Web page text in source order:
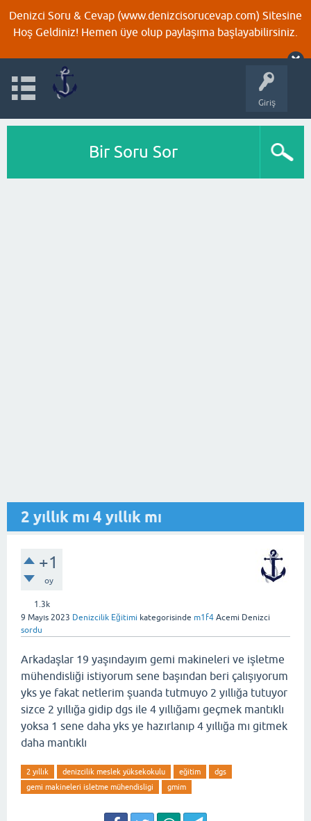
Denizci Soru & Cevap (www.denizcisorucevap.com) Sitesine
Hoş Geldiniz! Hemen üye olup paylaşıma başlayabilirsiniz.
Giriş
Bir Soru Sor
2 yıllık mı 4 yıllık mı
+1
oy
1.3k
9 Mayıs 2023 Denizcilik Eğitimi kategorisinde m1f4 Acemi Denizci
sordu
Arkadaşlar 19 yaşındayım gemi makineleri ve işletme
mühendisliği istiyorum sene başından beri çalışıyorum
yks ye fakat netlerim şuanda tutmuyo 2 yıllığa tutuyor
sizce 2 yıllığa gidip dgs ile 4 yıllığamı geçmek mantıklı
yoksa 1 sene daha yks ye hazırlanıp 4 yıllığa mı gitmek
daha mantıklı
2 yıllık denizcilik meslek yüksekokulu eğitim
dgs
gemi makineleri isletme mühendisligi
gmim